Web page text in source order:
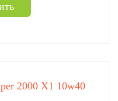
2000 X1 10w40